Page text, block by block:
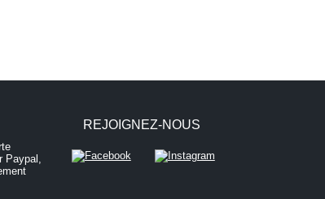
REJOIGNEZ-NOUS